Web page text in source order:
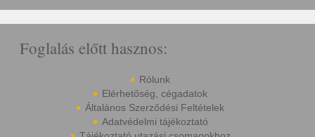
Foglalás előtt hasznos:
Rólunk
Elérhetőség, cégadatok
Általános Szerződési Feltételek
Adatvédelmi tájékoztató